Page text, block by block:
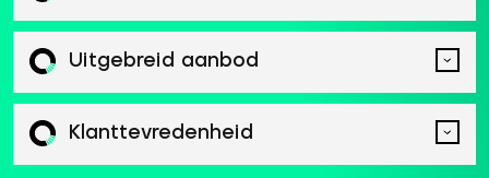
Uitgebreid aanbod
Klanttevredenheid